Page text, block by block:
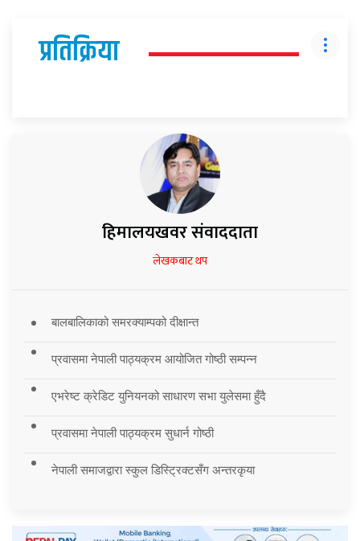
प्रतिक्रिया
हिमालयखवर संवाददाता
लेखकबाट थप
बालबालिकाको समरक्याम्पको दीक्षान्त
प्रवासमा नेपाली पाठ्यक्रम आयोजित गोष्ठी सम्पन्न
एभरेष्ट क्रेडिट युनियनको साधारण सभा युलेसमा हुँदै
प्रवासमा नेपाली पाठ्यक्रम सुधार्न गोष्ठी
नेपाली समाजद्वारा स्कुल डिस्ट्रिक्टसँग अन्तरकृया